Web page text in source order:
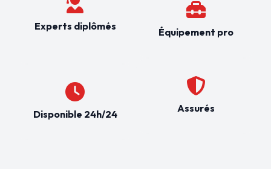
Experts diplômés
Disponible 24h/24
Équipement pro
Assurés